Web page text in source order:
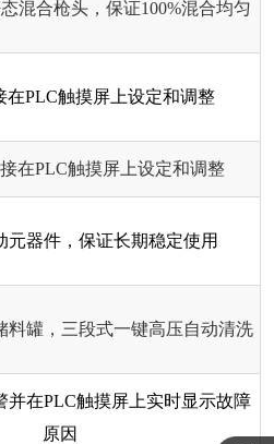
混合枪头，保证100%混合均匀
在PLC触摸屏上设定和调整
在PLC触摸屏上设定和调整
元器件，保证长期稳定使用
料罐，三段式一键高压自动清洗
并在PLC触摸屏上实时显示故障
原因